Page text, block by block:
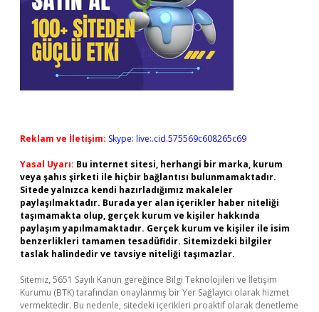
Reklam ve İletişim: Skype: live:.cid.575569c608265c69
Yasal Uyarı: Bu internet sitesi, herhangi bir marka, kurum
veya şahıs şirketi ile hiçbir bağlantısı bulunmamaktadır.
Sitede yalnızca kendi hazırladığımız makaleler
paylaşılmaktadır. Burada yer alan içerikler haber niteliği
taşımamakta olup, gerçek kurum ve kişiler hakkında
paylaşım yapılmamaktadır. Gerçek kurum ve kişiler ile isim
benzerlikleri tamamen tesadüfidir. Sitemizdeki bilgiler
taslak halindedir ve tavsiye niteliği taşımazlar.
Sitemiz, 5651 Sayılı Kanun gereğince Bilgi Teknolojileri ve İletişim
Kurumu (BTK) tarafından onaylanmış bir Yer Sağlayıcı olarak hizmet
vermektedir. Bu nedenle, sitedeki içerikleri proaktif olarak denetleme